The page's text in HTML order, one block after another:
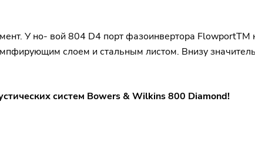
У но- вой 804 D4 порт фазоинвертора FlowportTM
слоем и стальным листом. Внизу
систем Bowers & Wilkins 800 Diamond!